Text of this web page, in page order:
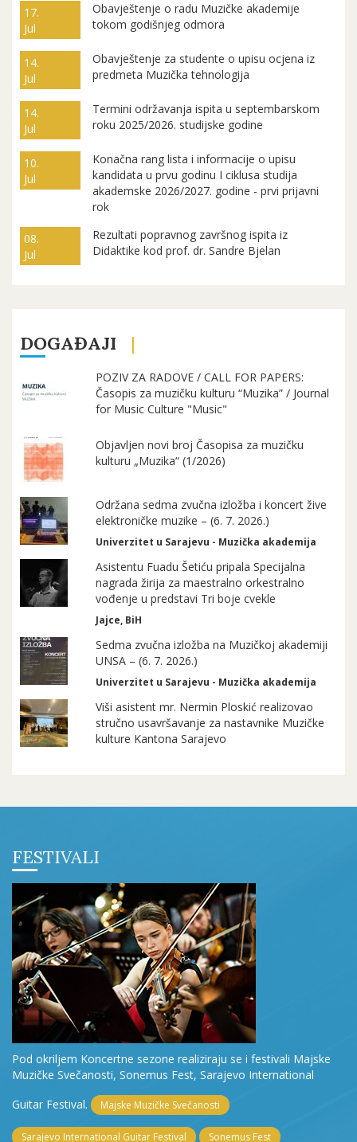
17.
Jul
Obavještenje o radu Muzičke akademije
tokom godišnjeg odmora
14.
Jul
Obavještenje za studente o upisu ocjena iz
predmeta Muzička tehnologija
14.
Jul
Termini održavanja ispita u septembarskom
roku 2025/2026. studijske godine
10.
Jul
Konačna rang lista i informacije o upisu
kandidata u prvu godinu I ciklusa studija
akademske 2026/2027. godine - prvi prijavni
rok
08.
Jul
Rezultati popravnog završnog ispita iz
Didaktike kod prof. dr. Sandre Bjelan
DOGAĐAJI
POZIV ZA RADOVE / CALL FOR PAPERS:
Časopis za muzičku kulturu “Muzika” / Journal
for Music Culture "Music"
Objavljen novi broj Časopisa za muzičku
kulturu „Muzika“ (1/2026)
Održana sedma zvučna izložba i koncert žive
elektroničke muzike – (6. 7. 2026.)
Univerzitet u Sarajevu - Muzička akademija
Asistentu Fuadu Šetiću pripala Specijalna
nagrada žirija za maestralno orkestralno
vođenje u predstavi Tri boje cvekle
Jajce, BiH
Sedma zvučna izložba na Muzičkoj akademiji
UNSA – (6. 7. 2026.)
Univerzitet u Sarajevu - Muzička akademija
Viši asistent mr. Nermin Ploskić realizovao
stručno usavršavanje za nastavnike Muzičke
kulture Kantona Sarajevo
FESTIVALI
Pod okriljem Koncertne sezone realiziraju se i festivali Majske
Muzičke Svečanosti, Sonemus Fest, Sarajevo International
Guitar Festival.
Majske Muzičke Svečanosti
Sarajevo International Guitar Festival Sonemus Fest